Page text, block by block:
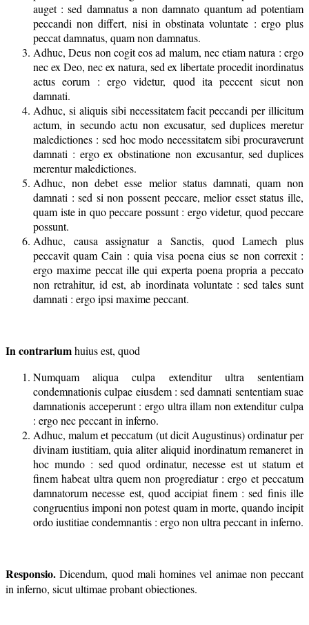
auget : sed damnatus a non damnato quantum ad potentiam
peccandi non differt, nisi in obstinata voluntate : ergo plus
peccat damnatus, quam non damnatus.
Adhuc, Deus non cogit eos ad malum, nec etiam natura : ergo
nec ex Deo, nec ex natura, sed ex libertate procedit inordinatus
actus eorum : ergo videtur, quod ita peccent sicut non
damnati.
Adhuc, si aliquis sibi necessitatem facit peccandi per illicitum
actum, in secundo actu non excusatur, sed duplices meretur
maledictiones : sed hoc modo necessitatem sibi procuraverunt
damnati : ergo ex obstinatione non excusantur, sed duplices
merentur maledictiones.
Adhuc, non debet esse melior status damnati, quam non
damnati : sed si non possent peccare, melior esset status ille,
quam iste in quo peccare possunt : ergo videtur, quod peccare
possunt.
Adhuc, causa assignatur a Sanctis, quod Lamech plus
peccavit quam Cain : quia visa poena eius se non correxit :
ergo maxime peccat ille qui experta poena propria a peccato
non retrahitur, id est, ab inordinata voluntate : sed tales sunt
damnati : ergo ipsi maxime peccant.
In contrariumhuius est, quod
Numquam aliqua culpa extenditur ultra sententiam
condemnationis culpae eiusdem : sed damnati sententiam suae
damnationis acceperunt : ergo ultra illam non extenditur culpa
: ergo nec peccant in inferno.
Adhuc, malum et peccatum (ut dicit Augustinus) ordinatur per
divinam iustitiam, quia aliter aliquid inordinatum remaneret in
hoc mundo : sed quod ordinatur, necesse est ut statum et
finem habeat ultra quem non progrediatur : ergo et peccatum
damnatorum necesse est, quod accipiat finem : sed finis ille
congruentius imponi non potest quam in morte, quando incipit
ordo iustitiae condemnantis : ergo non ultra peccant in inferno.
Responsio. Dicendum, quod mali homines vel animae non peccant
in inferno, sicut ultimae probant obiectiones.